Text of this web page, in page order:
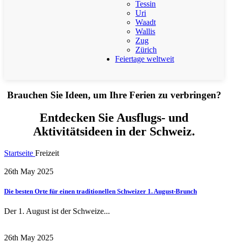
Tessin
Uri
Waadt
Wallis
Zug
Zürich
Feiertage weltweit
Brauchen Sie Ideen, um Ihre Ferien zu verbringen?
Entdecken Sie Ausflugs- und
Aktivitätsideen in der Schweiz.
Startseite Freizeit
26th May 2025
Die besten Orte für einen traditionellen Schweizer 1. August-Brunch
Der 1. August ist der Schweize...
26th May 2025